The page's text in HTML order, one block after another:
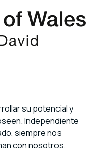
su potencial y
Independiente
siempre nos
con nosotros.